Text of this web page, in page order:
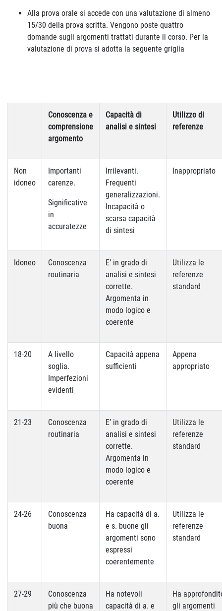
Alla prova orale si accede con una valutazione di almeno
15/30 della prova scritta. Vengono poste quattro
domande sugli argomenti trattati durante il corso. Per la
valutazione di prova si adotta la seguente griglia
Conoscenza e
comprensione
argomento
Capacità di
analisi e sintesi
Utilizzo di
referenze
Non
idoneo
Importanti
carenze.
Significative
in
accuratezze
Irrilevanti.
Frequenti
generalizzazioni.
Incapacità o
scarsa capacità
di sintesi
Inappropriato
Idoneo
Conoscenza
routinaria
E’ in grado di
analisi e sintesi
corrette.
Argomenta in
modo logico e
coerente
Utilizza le
referenze
standard
18-20
A livello
soglia.
Imperfezioni
evidenti
Capacità appena
sufficienti
Appena
appropriato
21-23
Conoscenza
routinaria
E’ in grado di
analisi e sintesi
corrette.
Argomenta in
modo logico e
coerente
Utilizza le
referenze
standard
24-26
Conoscenza
buona
Ha capacità di a.
e s. buone gli
argomenti sono
espressi
coerentemente
Utilizza le
referenze
standard
27-29
Conoscenza
più che buona
Ha notevoli
capacità di a. e
Ha
gli argomenti